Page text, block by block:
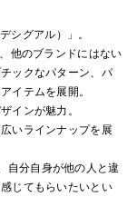
シグアル）」。
他のブランドにはない
ックなパターン、パ
イテムを展開。
インが魅力。
いラインナップを展
自分自身が他の人と違
じてもらいたいとい